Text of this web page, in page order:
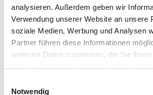
analysieren. Außerdem geben wir
Verwendung unserer Website an unsere
soziale Medien, Werbung und Analysen
Partner führen diese Informationen
weiteren Daten zusammen, die Sie
Cookies, wenn Sie unsere Webseite
Notwendig